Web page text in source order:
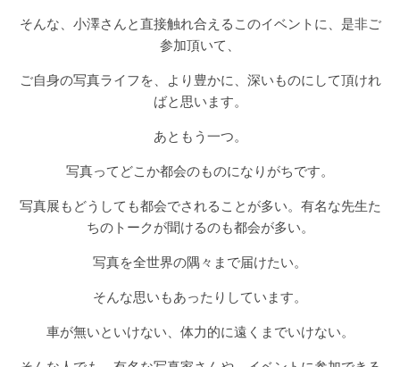
そんな、小澤さんと直接触れ合えるこのイベントに、是非ご
参加頂いて、
ご自身の写真ライフを、より豊かに、深いものにして頂けれ
ばと思います。
あともう一つ。
写真ってどこか都会のものになりがちです。
写真展もどうしても都会でされることが多い。有名な先生た
ちのトークが聞けるのも都会が多い。
写真を全世界の隅々まで届けたい。
そんな思いもあったりしています。
車が無いといけない、体力的に遠くまでいけない。